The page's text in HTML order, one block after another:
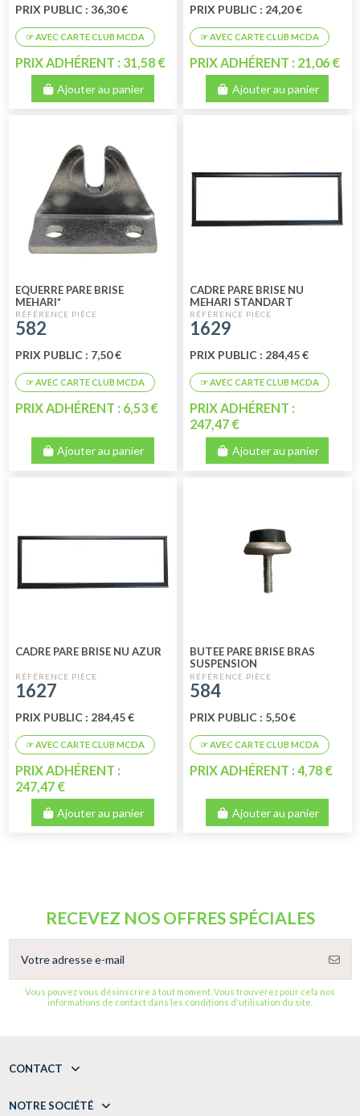
PRIX PUBLIC : 36,30 €
PRIX ADHÉRENT : 31,58 €
Ajouter au panier
PRIX PUBLIC : 24,20 €
PRIX ADHÉRENT : 21,06 €
Ajouter au panier
EQUERRE PARE BRISE
MEHARI*
582
PRIX PUBLIC : 7,50 €
PRIX ADHÉRENT : 6,53 €
Ajouter au panier
CADRE PARE BRISE NU
MEHARI STANDART
1629
PRIX PUBLIC : 284,45 €
PRIX ADHÉRENT :
247,47 €
Ajouter au panier
CADRE PARE BRISE NU AZUR
1627
PRIX PUBLIC : 284,45 €
PRIX ADHÉRENT :
247,47 €
Ajouter au panier
BUTEE PARE BRISE BRAS
SUSPENSION
584
PRIX PUBLIC : 5,50 €
PRIX ADHÉRENT : 4,78 €
Ajouter au panier
RECEVEZ NOS OFFRES SPÉCIALES
Vous pouvez vous désinscrire à tout moment. Vous trouverez pour cela nos
informations de contact dans les conditions d'utilisation du site.
CONTACT
NOTRE SOCIÉTÉ